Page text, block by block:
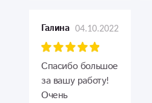
здорово
Галина 04.10.2022
Спасибо большое
за вашу работу!
Очень